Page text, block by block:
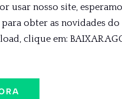
usar nosso site,
obter as novidades do
clique em: BAIXAR